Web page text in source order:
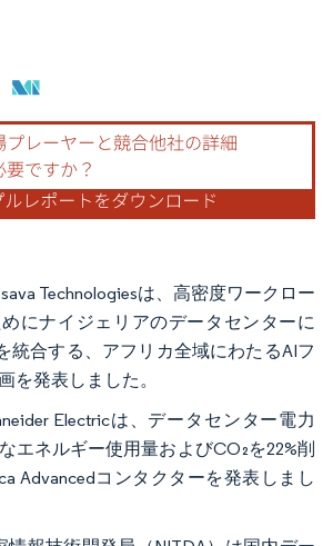
。再利用にはCC BY 4.0の表示が必要です。
Technologiesは、高密度ワークロー
にナイジェリアのデータセンターに
統合する、アフリカ全域にわたるAIフ
を発表しました。
Electricは、データセンター電力
エネルギー使用量およびCO₂を22%削
Advancedコンタクターを発表しまし